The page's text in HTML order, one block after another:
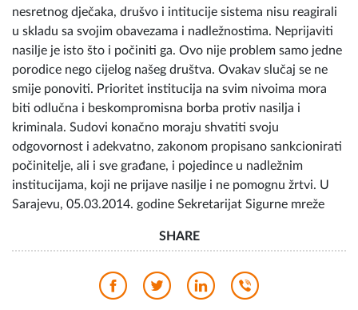
nesretnog dječaka, drušvo i intitucije sistema nisu reagirali
u skladu sa svojim obavezama i nadležnostima. Neprijaviti
nasilje je isto što i počiniti ga. Ovo nije problem samo jedne
porodice nego cijelog našeg društva. Ovakav slučaj se ne
smije ponoviti. Prioritet institucija na svim nivoima mora
biti odlučna i beskompromisna borba protiv nasilja i
kriminala. Sudovi konačno moraju shvatiti svoju
odgovornost i adekvatno, zakonom propisano sankcionirati
počinitelje, ali i sve građane, i pojedince u nadležnim
institucijama, koji ne prijave nasilje i ne pomognu žrtvi. U
Sarajevu, 05.03.2014. godine Sekretarijat Sigurne mreže
SHARE